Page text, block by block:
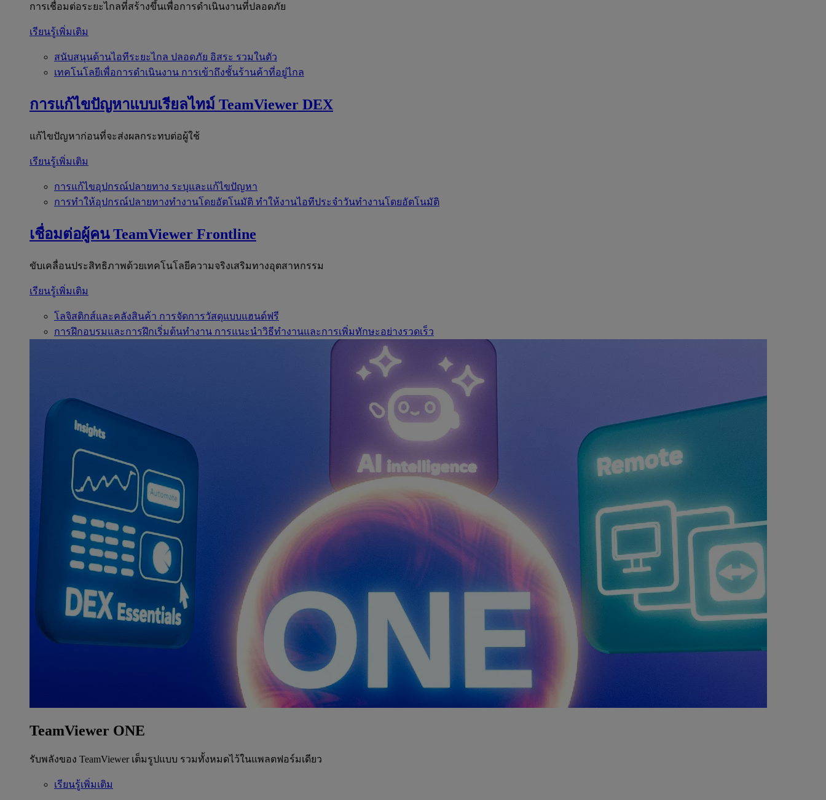
การเชื่อมต่อระยะไกลที่สร้างขึ้นเพื่อการดำเนินงานที่ปลอดภัย
เรียนรู้เพิ่มเติม
สนับสนุนด้านไอทีระยะไกล ปลอดภัย อิสระ รวมในตัว
เทคโนโลยีเพื่อการดำเนินงาน การเข้าถึงชั้นร้านค้าที่อยู่ไกล
การแก้ไขปัญหาแบบเรียลไทม์ TeamViewer DEX
แก้ไขปัญหาก่อนที่จะส่งผลกระทบต่อผู้ใช้
เรียนรู้เพิ่มเติม
การแก้ไขอุปกรณ์ปลายทาง ระบุและแก้ไขปัญหา
การทำให้อุปกรณ์ปลายทางทำงานโดยอัตโนมัติ ทำให้งานไอทีประจำวันทำงานโดยอัตโนมัติ
เชื่อมต่อผู้คน TeamViewer Frontline
ขับเคลื่อนประสิทธิภาพด้วยเทคโนโลยีความจริงเสริมทางอุตสาหกรรม
เรียนรู้เพิ่มเติม
โลจิสติกส์และคลังสินค้า การจัดการวัสดุแบบแฮนด์ฟรี
การฝึกอบรมและการฝึกเริ่มต้นทำงาน การแนะนำวิธีทำงานและการเพิ่มทักษะอย่างรวดเร็ว
TeamViewer ONE
รับพลังของ TeamViewer เต็มรูปแบบ รวมทั้งหมดไว้ในแพลตฟอร์มเดียว
เรียนรู้เพิ่มเติม